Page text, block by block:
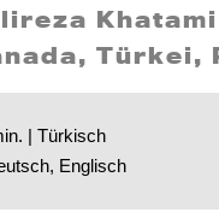
Khatami
Türkei,
| Türkisch
Englisch